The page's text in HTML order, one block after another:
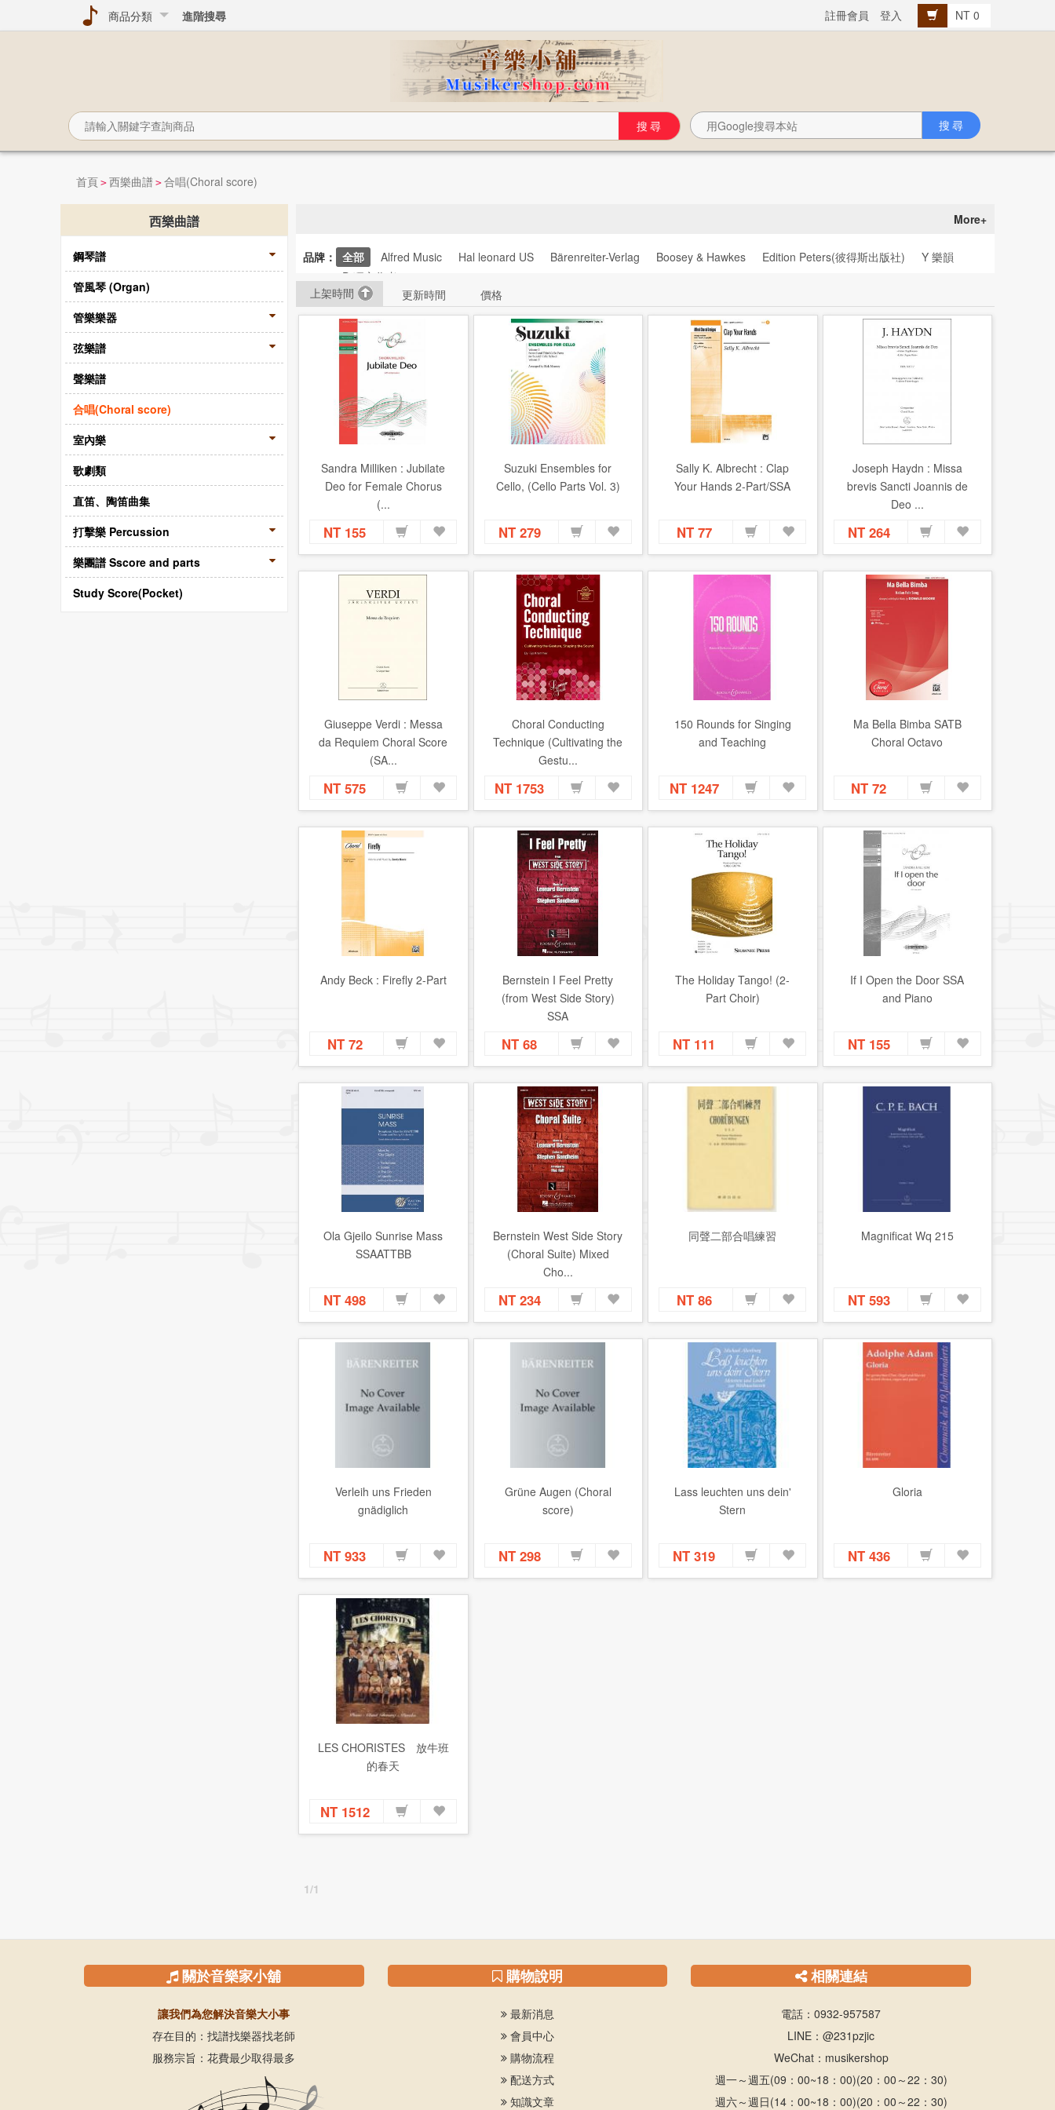
商品分類 進階搜尋 註冊會員 登入 NT 0
首頁 > 西樂曲譜 > 合唱(Choral score)
西樂曲譜
鋼琴譜
管風琴 (Organ)
管樂樂器
弦樂譜
聲樂譜
合唱(Choral score)
室內樂
歌劇類
直笛、陶笛曲集
打擊樂 Percussion
樂團譜 Sscore and parts
Study Score(Pocket)
More+
品牌： 全部 Alfred Music Hal leonard US Bärenreiter-Verlag Boosey & Hawkes Edition Peters(彼得斯出版社)
Y 樂韻
D 獨立作者
上架時間
更新時間 價格
Sandra Milliken : Jubilate
Deo for Female Chorus
(...
NT 155
Suzuki Ensembles for
Cello, (Cello Parts Vol. 3)
NT 279
Sally K. Albrecht : Clap
Your Hands 2-Part/SSA
NT 77
Joseph Haydn : Missa
brevis Sancti Joannis de
Deo ...
NT 264
Giuseppe Verdi : Messa
da Requiem Choral Score
(SA...
NT 575
Choral Conducting
Technique (Cultivating the
Gestu...
NT 1753
150 Rounds for Singing
and Teaching
NT 1247
Ma Bella Bimba SATB
Choral Octavo
NT 72
Andy Beck : Firefly 2-Part
NT 72
Bernstein I Feel Pretty
(from West Side Story)
SSA
NT 68
The Holiday Tango! (2-
Part Choir)
NT 111
If I Open the Door SSA
and Piano
NT 155
Ola Gjeilo ​Sunrise Mass
SSAATTBB
NT 498
Bernstein West Side Story
(Choral Suite) Mixed
Cho...
NT 234
同聲二部合唱練習
NT 86
Magnificat Wq 215
NT 593
Verleih uns Frieden
gnädiglich
NT 933
Grüne Augen (Choral
score)
NT 298
Lass leuchten uns dein'
Stern
NT 319
Gloria
NT 436
LES CHORISTES 放牛班
的春天
NT 1512
1/1
關於音樂家小舖
讓我們為您解決音樂大小事
存在目的：找譜找樂器找老師
服務宗旨：花費最少取得最多
購物說明
最新消息
會員中心
購物流程
配送方式
知識文章
相關連結
電話：0932-957587
LINE：@231pzjic
WeChat：musikershop
週一～週五(09：00~18：00)(20：00～22：30)
週六～週日(14：00~18：00)(20：00～22：30)